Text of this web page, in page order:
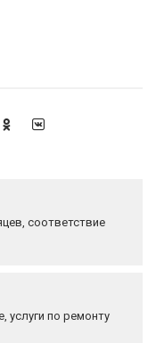
соответствие
услуги по ремонту